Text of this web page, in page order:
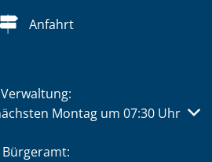
Anfahrt
Verwaltung:
oder Schließzeiten
Montag um 07:30 Uhr
Bürgeramt: